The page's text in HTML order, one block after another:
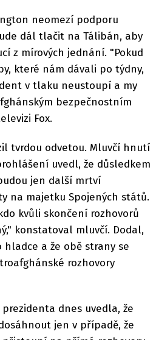
neomezí podporu
dál tlačit na Tálibán, aby
z mírových jednání. "Pokud
které nám dávali po týdny,
v tlaku neustoupí a my
bezpečnostním
Fox.
tvrdou odvetou. Mluvčí hnutí
uvedl, že důsledkem
jen další mrtví
na majetku Spojených států.
kvůli skončení rozhovorů
konstatoval mluvčí. Dodal,
a že obě strany se
rozhovory
dnes uvedla, že
jen v případě, že